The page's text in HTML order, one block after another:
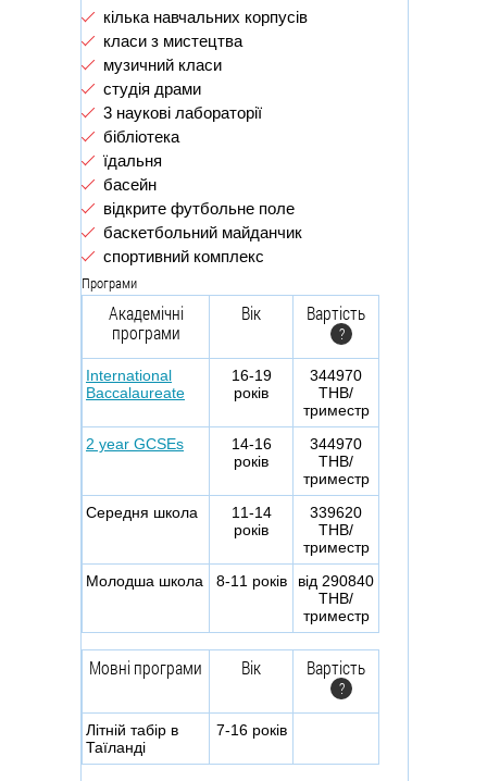
кілька навчальних корпусів
класи з мистецтва
музичний класи
студія драми
3 наукові лабораторії
бібліотека
їдальня
басейн
відкрите футбольне поле
баскетбольний майданчик
спортивний комплекс
Програми
Aкадемічні
програми
Вік Вартість
?
International
Baccalaureate
16-19
років
344970
THB/
триместр
2 year GCSEs
14-16
років
344970
THB/
триместр
Середня школа
11-14
років
339620
THB/
триместр
Молодша школа
8-11 років
від 290840
THB/
триместр
Мовні програми Вік Вартість
?
Літній табір в
Таїланді
7-16 років